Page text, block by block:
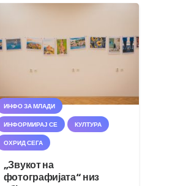
ИНФО ЗА МЛАДИ
ИНФОРМИРАЈ СЕ КУЛТУРА
ОХРИД СЕГА
„Звукот на
фотографијата“ низ